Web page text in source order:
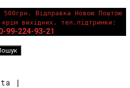
500грн. Відправка Новою Поштою
вихідних. тел.підтримки:
99-224-93-21
|